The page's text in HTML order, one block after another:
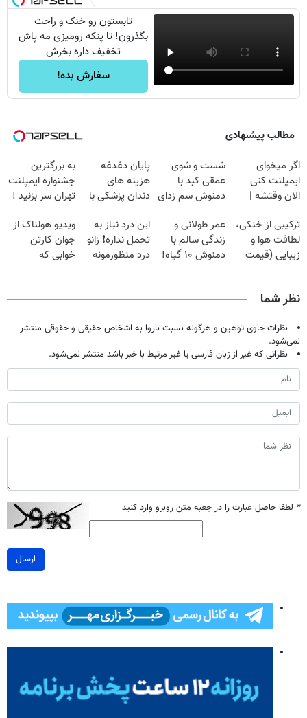
تابستون رو خنک و راحت
بگذرون! تا پنکه رومیزی مه پاش
تخفیف داره بخرش
سفارش بده!
مطالب پیشنهادی
اگر میخوای
ایمپلنت کنی
الان وقتشه |
میلیون تومان!!!
شست و شوی
عمقی کبد با
دمنوش سم زدای
پایان دغدغه
هزینه های
دندان پزشکی با
خانگی
به بزرگترین
جشنواره ایمپلنت
تهران سر بزنید !
میلیون !
ترکیبی از خنکی،
لطافت هوا و
زیبایی (قیمت
عمر طولانی و
زندگی سالم با
دمنوش ۱۰ گیاه!
این درد نیاز به
تحمل نداره❗ زانو
درد منظورمونه
ویدیو هولناک از
جوان کارتن
خوابی که
نظر شما
نظرات حاوی توهین و هرگونه نسبت ناروا به اشخاص حقیقی و حقوقی منتشر
نمی‌شود.
نظراتی که غیر از زبان فارسی یا غیر مرتبط با خبر باشد منتشر نمی‌شود.
* لطفا حاصل عبارت را در جعبه متن روبرو وارد کنید
ارسال